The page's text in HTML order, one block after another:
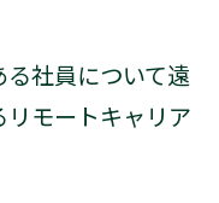
社員について遠
モートキャリア